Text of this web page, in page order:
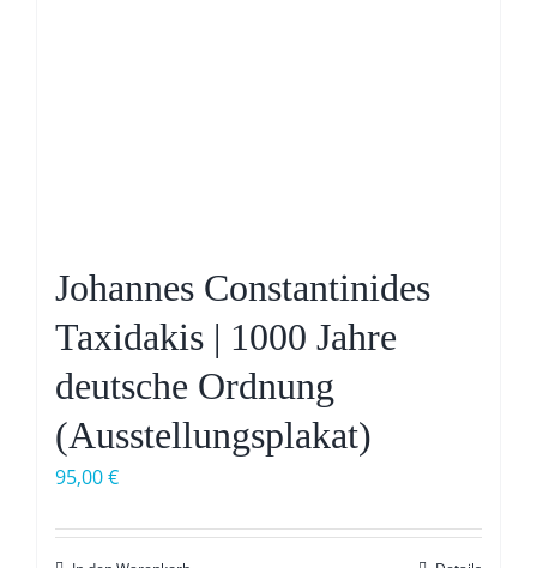
Johannes Constantinides
Taxidakis | 1000 Jahre
deutsche Ordnung
(Ausstellungsplakat)
95,00€